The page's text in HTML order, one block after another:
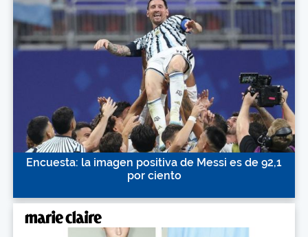
Encuesta: la imagen positiva de Messi es de 92,1
por ciento